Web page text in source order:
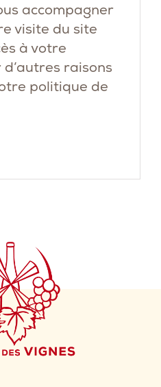
accompagner
visite du site
à votre
raisons
politique de